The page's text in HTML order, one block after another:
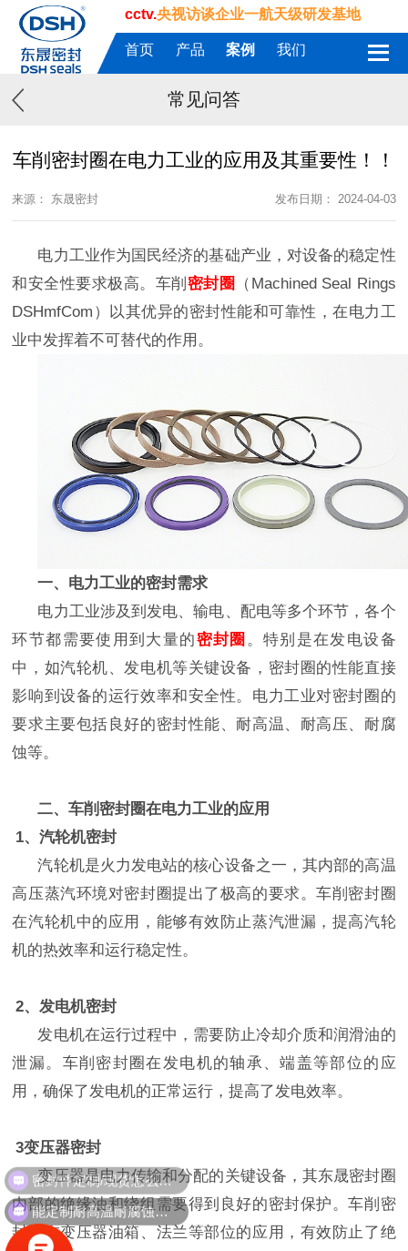
cctv.央视访谈企业一航天级研发基地
首页 产品 案例 我们
常见问答
车削密封圈在电力工业的应用及其重要性！！
来源： 东晟密封 发布日期： 2024-04-03
电力工业作为国民经济的基础产业，对设备的稳定性
和安全性要求极高。车削 密封圈 （ Machined Seal Rings
DSHmfCom）以其优异的密封性能和可靠性，在电力工
业中发挥着不可替代的作用。
一、电力工业的密封需求
电力工业涉及到发电、输电、配电等多个环节，各个
环节都需要使用到大量的密封圈 。特别是在发电设备
中，如汽轮机、发电机等关键设备，密封圈的性能直接
影响到设备的运行效率和安全性。电力工业对密封圈的
要求主要包括良好的密封性能、耐高温、耐高压、耐腐
蚀等。
二、车削密封圈在电力工业的应用
1、汽轮机密封
汽轮机是火力发电站的核心设备之一，其内部的高温
高压蒸汽环境对密封圈提出了极高的要求。车削密封圈
在汽轮机中的应用，能够有效防止蒸汽泄漏，提高汽轮
机的热效率和运行稳定性。
2、发电机密封
发电机在运行过程中，需要防止冷却介质和润滑油的
泄漏。车削密封圈在发电机的轴承、端盖等部位的应
用，确保了发电机的正常运行，提高了发电效率。
3变压器密封
变压器是电力传输和分配的关键设备，其东晟密封圈
内部的绝缘油和绕组需要得到良好的密封保护。车削密
封圈在变压器油箱、法兰等部位的应用，有效防止了绝
密封件定制/现货怎么报价，起订量多少？
能定制耐高温耐腐蚀密封件吗？